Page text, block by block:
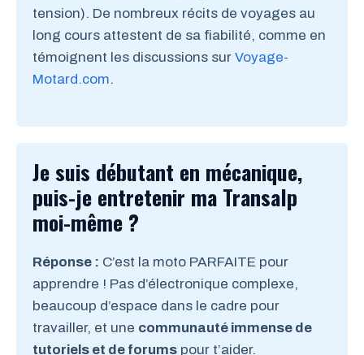
tension). De nombreux récits de voyages au
long cours attestent de sa fiabilité, comme en
témoignent les discussions sur Voyage-
Motard.com.
Je suis débutant en mécanique,
puis-je entretenir ma Transalp
moi-même ?
Réponse : C’est la moto PARFAITE pour
apprendre ! Pas d’électronique complexe,
beaucoup d’espace dans le cadre pour
travailler, et une communauté immense de
tutoriels et de forums pour t’aider.